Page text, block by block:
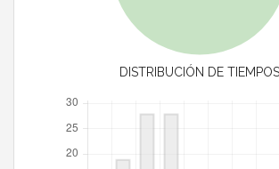
DISTRIBUCIÓN DE TIEMPOS